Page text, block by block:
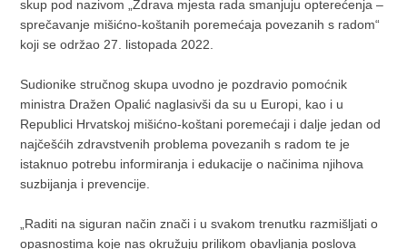
skup pod nazivom „Zdrava mjesta rada smanjuju opterećenja –
sprečavanje mišićno-koštanih poremećaja povezanih s radom“
koji se održao 27. listopada 2022.
Sudionike stručnog skupa uvodno je pozdravio pomoćnik
ministra Dražen Opalić naglasivši da su u Europi, kao i u
Republici Hrvatskoj mišićno-koštani poremećaji i dalje jedan od
najčešćih zdravstvenih problema povezanih s radom te je
istaknuo potrebu informiranja i edukacije o načinima njihova
suzbijanja i prevencije.
„Raditi na siguran način znači i u svakom trenutku razmišljati o
opasnostima koje nas okružuju prilikom obavljanja poslova